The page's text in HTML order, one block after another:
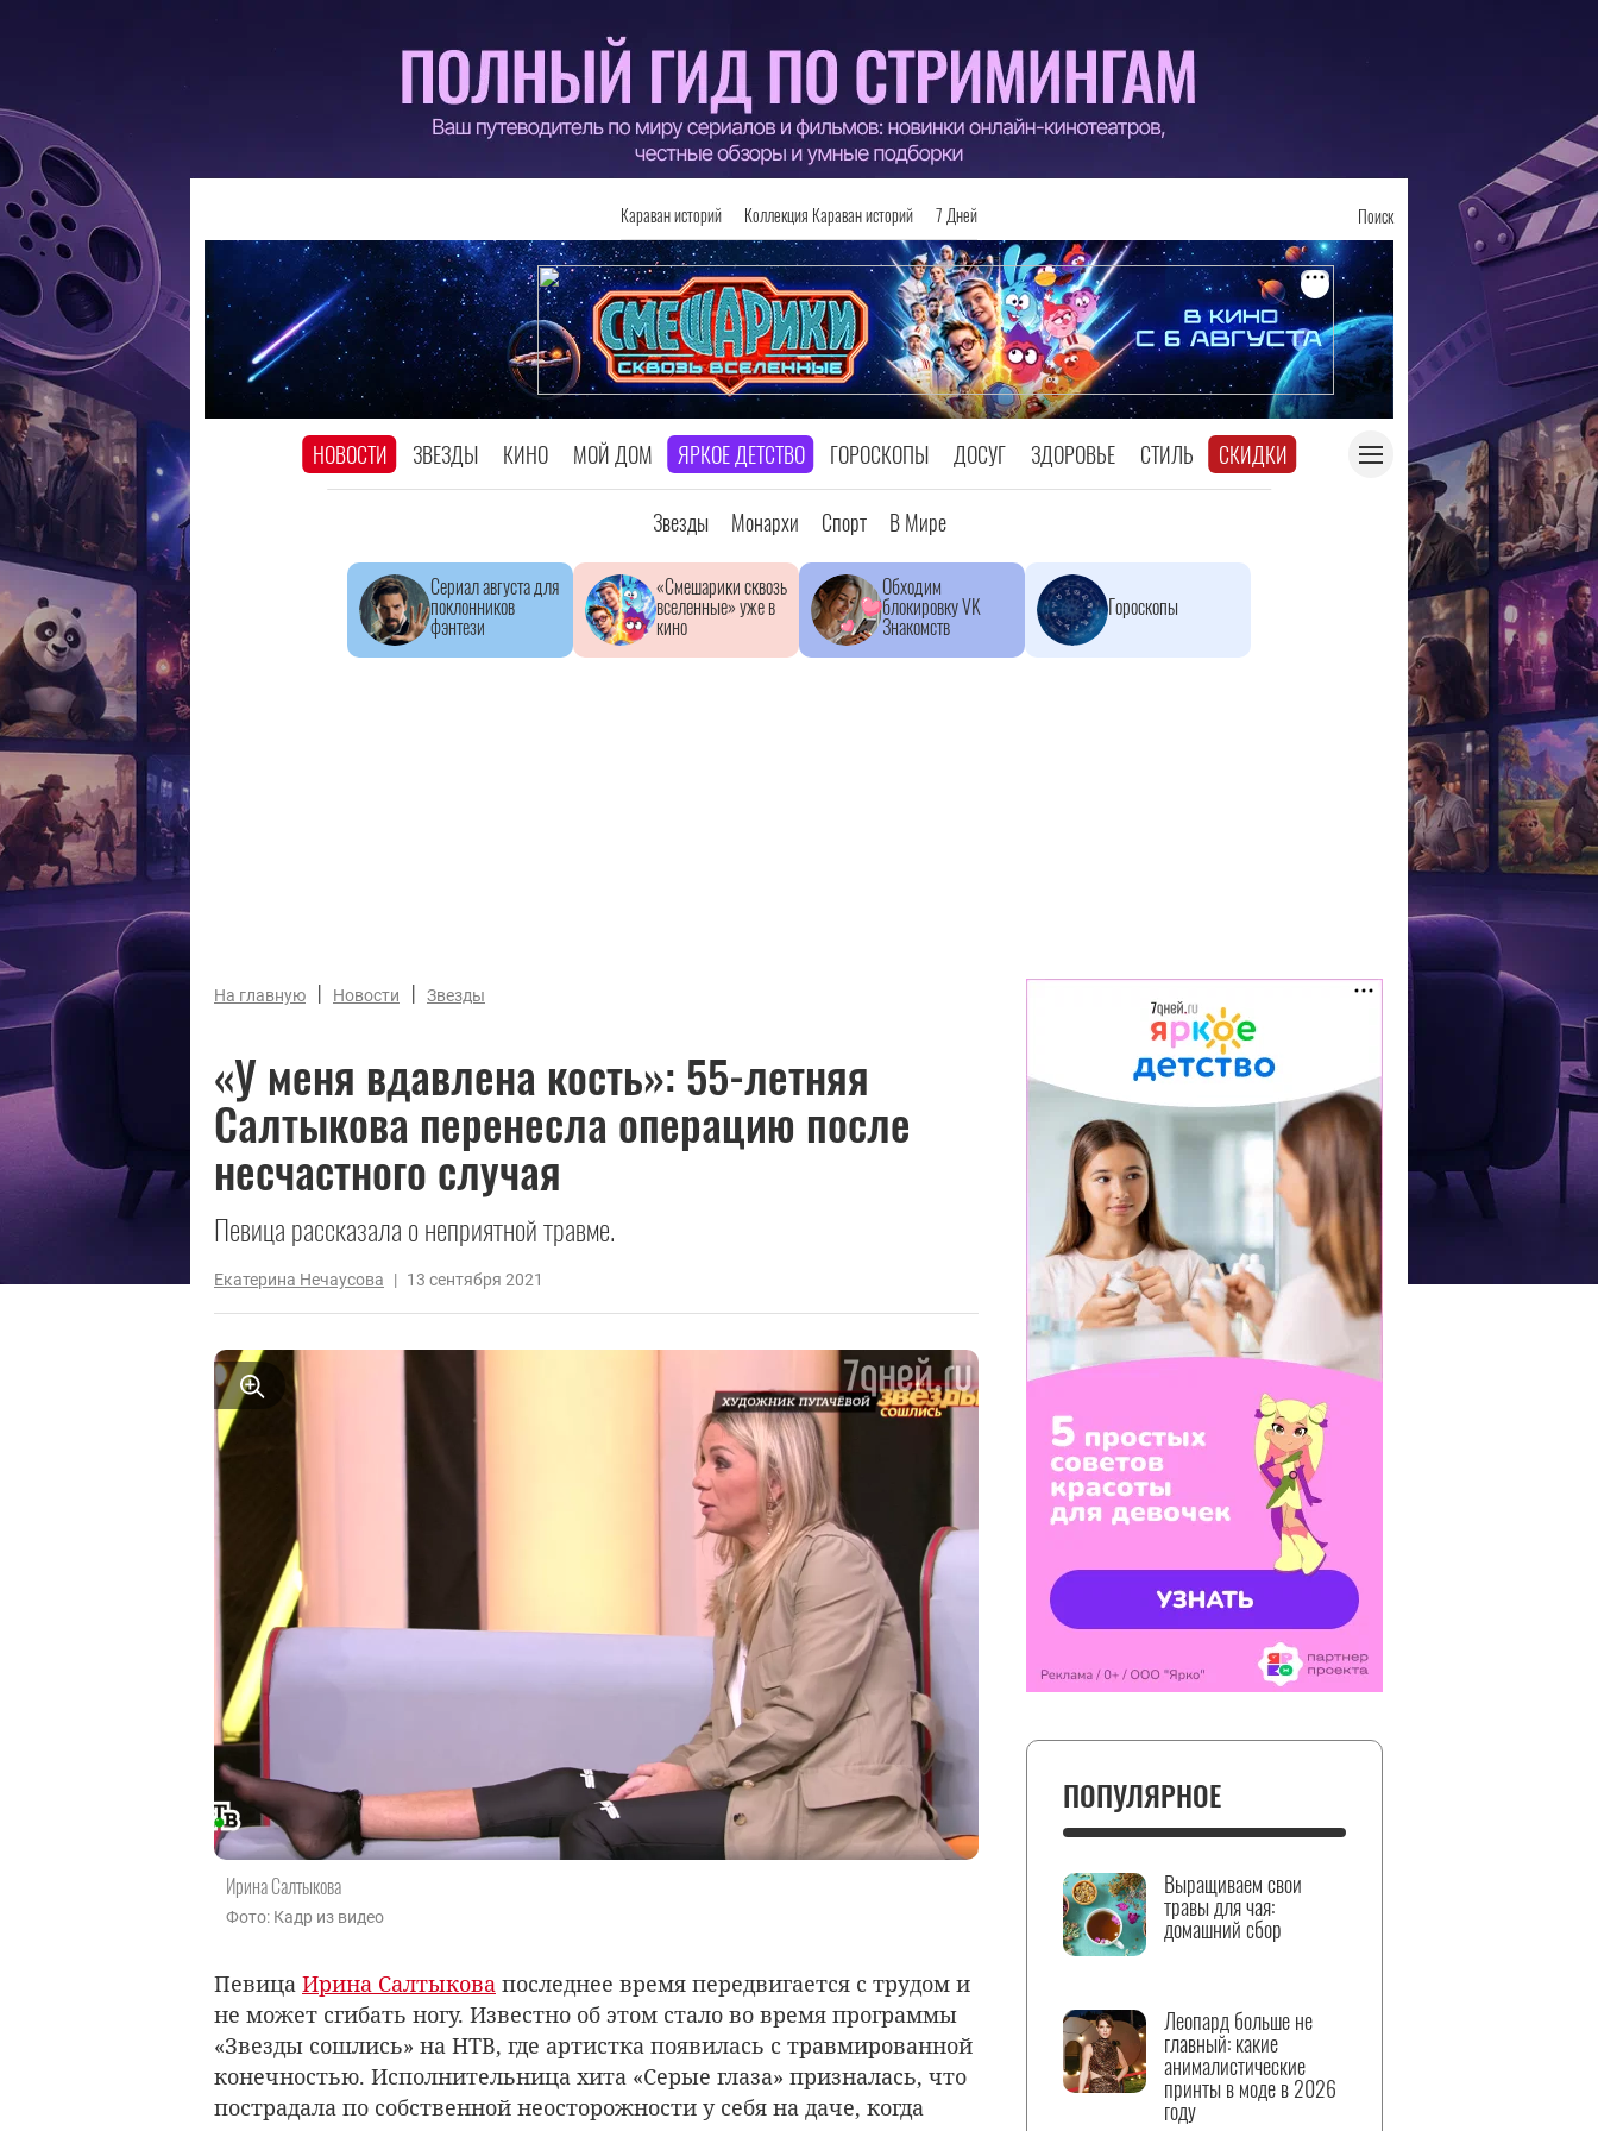
Караван историй Коллекция Караван историй 7 Дней Поиск
НОВОСТИ ЗВЕЗДЫ КИНО МОЙ ДОМ ЯРКОЕ ДЕТСТВО ГОРОСКОПЫ ДОСУГ ЗДОРОВЬЕ СТИЛЬ СКИДКИ
Звезды Монархи Спорт В Мире
Сериал августа для
поклонников
фэнтези
«Смешарики сквозь
вселенные» уже в
кино
Обходим
блокировку VK
Знакомств
Гороскопы
На главную | Новости | Звезды
«У меня вдавлена кость»: 55-летняя
Салтыкова перенесла операцию после
несчастного случая
Певица рассказала о неприятной травме.
Екатерина Нечаусова | 13 сентября 2021
Ирина Салтыкова
Фото: Кадр из видео
Певица Ирина Салтыкова последнее время передвигается с трудом и
не может сгибать ногу. Известно об этом стало во время программы
«Звезды сошлись» на НТВ, где артистка появилась с травмированной
конечностью. Исполнительница хита «Серые глаза» призналась, что
пострадала по собственной неосторожности у себя на даче, когда
ПОПУЛЯРНОЕ
Выращиваем свои
травы для чая:
домашний сбор
Леопард больше не
главный: какие
анималистические
принты в моде в 2026
году